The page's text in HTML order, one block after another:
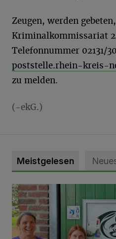
Zeugen, werden
Kriminalkommissariat
Telefonnummer 02131/
poststelle.rhein-kreis-
zu melden.
(-ekG.)
Meistgelesen
Vorbildlicher Einsatz für den